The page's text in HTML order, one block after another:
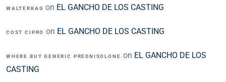
WALTERKAG on EL GANCHO DE LOS CASTING
COST CIPRO on EL GANCHO DE LOS CASTING
WHERE BUY GENERIC PREDNISOLONE on EL GANCHO DE LOS
CASTING